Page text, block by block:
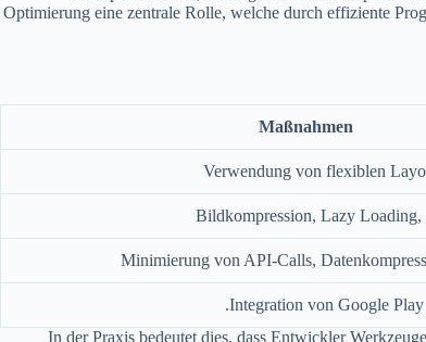
Optimierung eine zentrale Rolle, welche durch effiziente
Maßnahmen
Verwendung von flexiblen
Bildkompression, Lazy Loading,
Minimierung von API-Calls,
Integration von Google Play
In der Praxis bedeutet dies, dass Entwickler